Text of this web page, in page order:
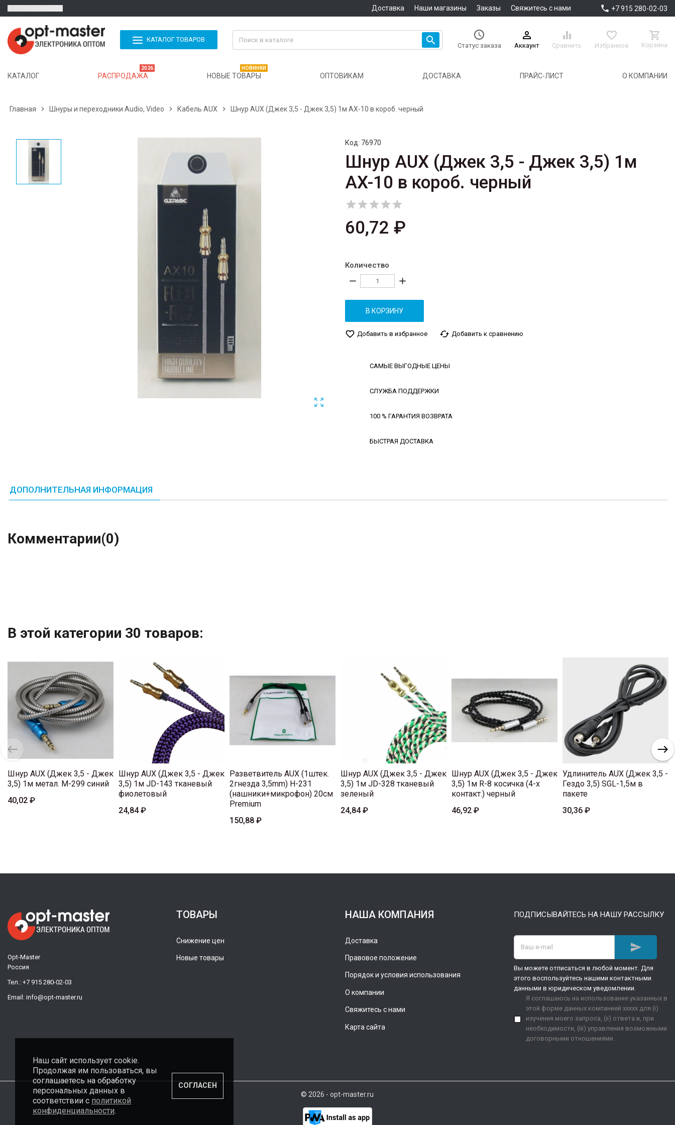
Доставка Наши магазины Заказы Свяжитесь с нами  +7 915 280-02-03
КАТАЛОГ ТОВАРОВ  
Статус заказа

Аккаунт

Сравнить

Избранное

Корзина
КАТАЛОГ РАСПРОДАЖА
2026
НОВЫЕ ТОВАРЫ
НОВИНКИ
ОПТОВИКАМ ДОСТАВКА ПРАЙС-ЛИСТ О КОМПАНИИ
Главная  Шнуры и переходники Audio, Video  Кабель AUX  Шнур AUX (Джек 3,5 - Джек 3,5) 1м AX-10 в короб. черный

Код: 76970
Шнур AUX (Джек 3,5 - Джек 3,5) 1м
AX-10 в короб. черный

60,72 ₽
Количество
remove add
В КОРЗИНУ
favorite_border Добавить в избранное cached Добавить к сравнению
САМЫЕ ВЫГОДНЫЕ ЦЕНЫ
СЛУЖБА ПОДДЕРЖКИ
100 % ГАРАНТИЯ ВОЗВРАТА
БЫСТРАЯ ДОСТАВКА
ДОПОЛНИТЕЛЬНАЯ ИНФОРМАЦИЯ
Комментарии(0)
В этой категории 30 товаров:
Шнур AUX (Джек 3,5 - Джек
3,5) 1м метал. M-299 синий
40,02 ₽
Шнур AUX (Джек 3,5 - Джек
3,5) 1м JD-143 тканевый
фиолетовый
24,84 ₽
Разветвитель AUX (1штек.
2гнезда 3,5mm) H-231
(нашники+микрофон) 20см
Premium
150,88 ₽
Шнур AUX (Джек 3,5 - Джек
3,5) 1м JD-328 тканевый
зеленый
24,84 ₽
Шнур AUX (Джек 3,5 - Джек
3,5) 1м R-8 косичка (4-х
контакт.) черный
46,92 ₽
Удлинитель AUX (Джек 3,5 -
Гездо 3,5) SGL-1,5м в
пакете
30,36 ₽
Opt-Master
Россия
Тел.: +7 915 280-02-03
Email: info@opt-master.ru
ТОВАРЫ
Снижение цен
Новые товары
НАША КОМПАНИЯ
Доставка
Правовое положение
Порядок и условия использования
О компании
Свяжитесь с нами
Карта сайта
ПОДПИСЫВАЙТЕСЬ НА НАШУ РАССЫЛКУ

Вы можете отписаться в любой момент. Для
этого воспользуйтесь нашими контактными
данными в юридическом уведомлении.
Я соглашаюсь на использование указанных в
этой форме данных компанией xxxxx для (i)
изучения моего запроса, (ii) ответа и, при
необходимости, (iii) управления возможными
договорными отношениями.
© 2026 - opt-master.ru
Наш сайт использует cookie.
Продолжая им пользоваться, вы
соглашаетесь на обработку
персональных данных в
соответствии с политикой
конфиденциальности.
СОГЛАСЕН